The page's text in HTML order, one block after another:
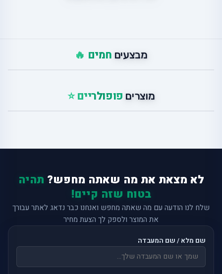
מבצעים חמים 🔥
מוצרים פופולריים ⭐
לא מצאת את מה שאתה מחפש? תהיה
בטוח שזה קיים!
שלח לנו הודעה עם מה שאתה מחפש ואנחנו כבר נדאג לאתר עבורך
את המוצר ולספק לך הצעת מחיר
שם מלא / שם המעבדה